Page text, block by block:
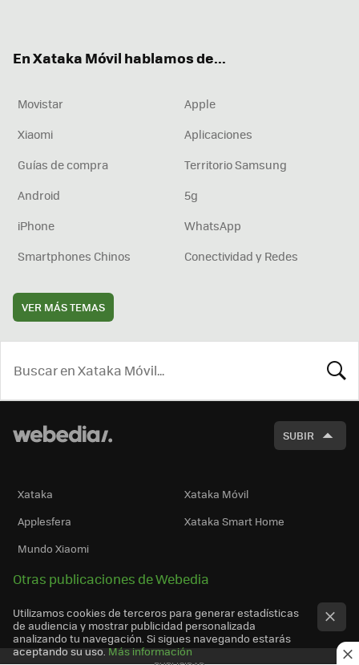
En Xataka Móvil hablamos de...
Movistar
Apple
Xiaomi
Aplicaciones
Guías de compra
Territorio Samsung
Android
5g
iPhone
WhatsApp
Smartphones Chinos
Conectividad y Redes
VER MÁS TEMAS
SUBIR
Xataka
Xataka Móvil
Applesfera
Xataka Smart Home
Mundo Xiaomi
Otras publicaciones de Webedia
Utilizamos cookies de terceros para generar estadísticas
de audiencia y mostrar publicidad personalizada
analizando tu navegación. Si sigues navegando estarás
aceptando su uso. Más información